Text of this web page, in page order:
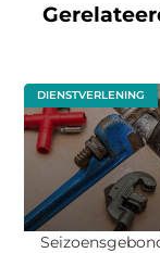
DIENSTVERLENING